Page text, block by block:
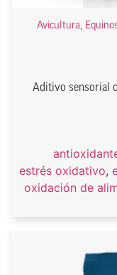
Avicultura,
Aditivo sensorial
estrés oxidativo,
oxidación de